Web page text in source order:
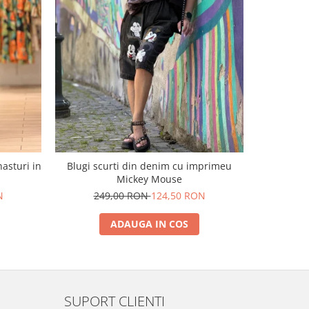
in
Blugi scurti din denim cu imprimeu
Mickey Mouse
249,00 RON124,50 RON
ADAUGA IN COS
SUPORT CLIENTI